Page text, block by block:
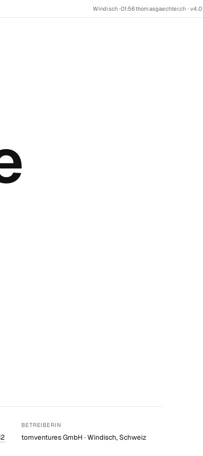
Windisch ·01:56thomasgaechter.ch · v4.0
BETREIBERIN
tomventures GmbH · Windisch, Schweiz